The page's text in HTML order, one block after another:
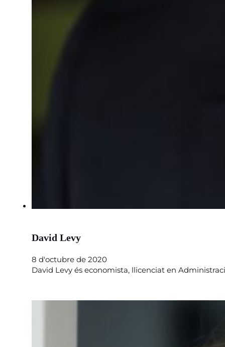
David Levy
8 d'octubre de 2020
David Levy és economista, llicenciat en